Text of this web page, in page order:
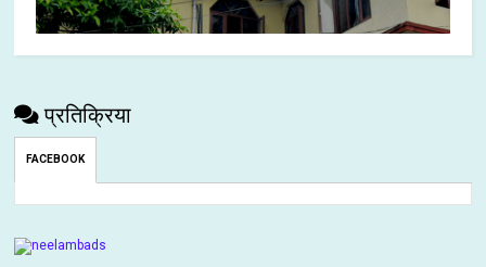
प्रतिक्रिया
FACEBOOK